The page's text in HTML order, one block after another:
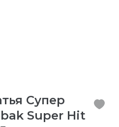
Супер
Super Hit